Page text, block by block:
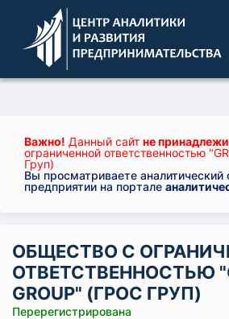
Важно! Данный сайт не
ограниченной ответственностью
Груп)
Вы просматриваете аналитический
предприятии на портале
ОБЩЕСТВО С
ОТВЕТСТВЕННОСТЬЮ
GROUP" (ГРОС ГРУП)
Перерегистрирована